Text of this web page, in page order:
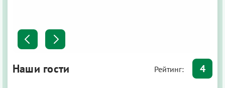
Наши гости Рейтинг: 4